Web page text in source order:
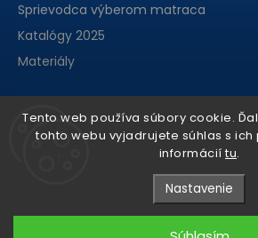
Tento web používa súbory cookie.
tohto webu vyjadrujete súhlas s
informácií tu.
Nastavenie
Sprievodca výberom matraca
Katalógy 2025
Materiály